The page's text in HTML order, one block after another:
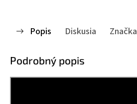
Popis Diskusia Značka
Podrobný popis